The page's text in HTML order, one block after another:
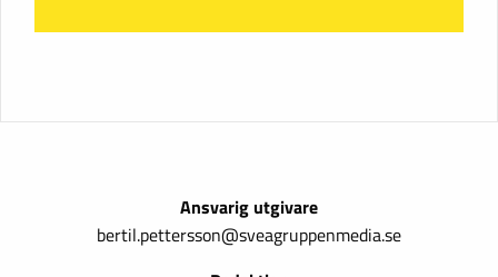
Ansvarig utgivare
bertil.pettersson@sveagruppenmedia.se